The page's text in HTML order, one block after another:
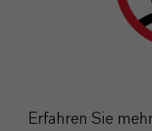
Erfahren Sie